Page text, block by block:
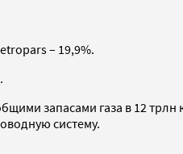
– 19,9%.
запасами газа в 12 трлн
систему.